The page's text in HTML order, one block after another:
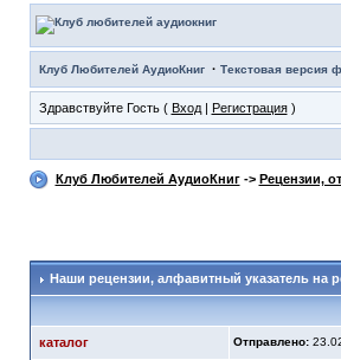
Клуб Любителей АудиоКниг· Текстовая версия
Здравствуйте Гость ( Вход| Регистрация)
Клуб Любителей АудиоКниг-> Рецензии,
Наши рецензии, алфавитный указатель на
каталог Отправлено: